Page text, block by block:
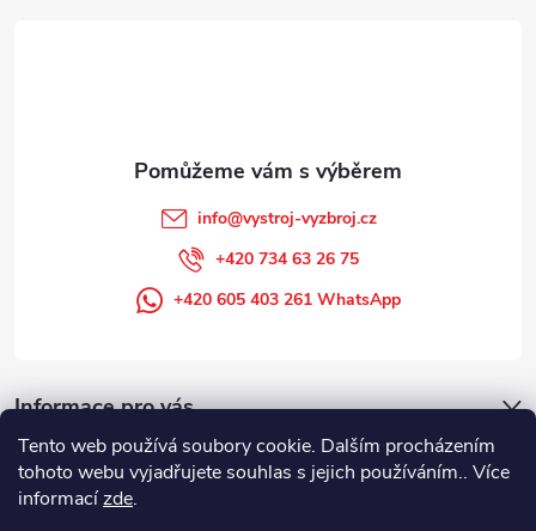
Tento web používá soubory cookie. Dalším procházením
tohoto webu vyjadřujete souhlas s jejich používáním.. Více
informacízde.
Informace pro vás
info@vystroj-vyzbroj.cz
+420 734 63 26 75
+420 605 403 261 WhatsApp